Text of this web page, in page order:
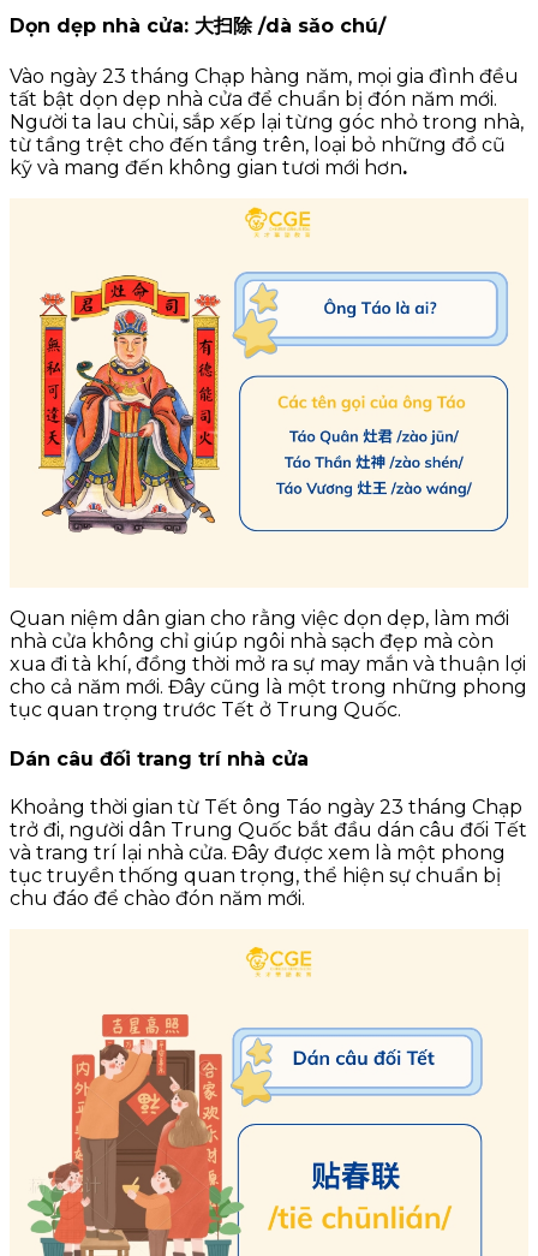
Dọn dẹp nhà cửa: 大扫除 /dà sǎo chú/
Vào ngày 23 tháng Chạp hàng năm, mọi gia đình đều
tất bật dọn dẹp nhà cửa để chuẩn bị đón năm mới.
Người ta lau chùi, sắp xếp lại từng góc nhỏ trong nhà,
từ tầng trệt cho đến tầng trên, loại bỏ những đồ cũ
kỹ và mang đến không gian tươi mới hơn.
Quan niệm dân gian cho rằng việc dọn dẹp, làm mới
nhà cửa không chỉ giúp ngôi nhà sạch đẹp mà còn
xua đi tà khí, đồng thời mở ra sự may mắn và thuận lợi
cho cả năm mới. Đây cũng là một trong những phong
tục quan trọng trước Tết ở Trung Quốc.
Dán câu đối trang trí nhà cửa
Khoảng thời gian từ Tết ông Táo ngày 23 tháng Chạp
trở đi, người dân Trung Quốc bắt đầu dán câu đối Tết
và trang trí lại nhà cửa. Đây được xem là một phong
tục truyền thống quan trọng, thể hiện sự chuẩn bị
chu đáo để chào đón năm mới.